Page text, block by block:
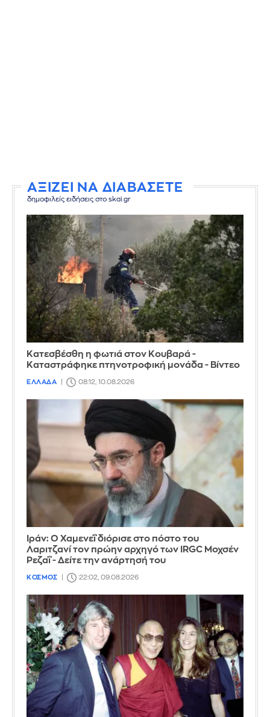
ΑΞΙΖΕΙ ΝΑ ΔΙΑΒΑΣΕΤΕ
δημοφιλείς ειδήσεις στο skai.gr
Κατεσβέσθη η φωτιά στον Κουβαρά -
Καταστράφηκε πτηνοτροφική μονάδα - Βίντεο
ΕΛΛΑΔΑ 08:12, 10.08.2026
Ιράν: Ο Χαμενεΐ διόρισε στο πόστο του
Λαριτζανί τον πρώην αρχηγό των IRGC Μοχσέν
Ρεζαΐ - Δείτε την ανάρτησή του
ΚΟΣΜΟΣ 22:02, 09.08.2026